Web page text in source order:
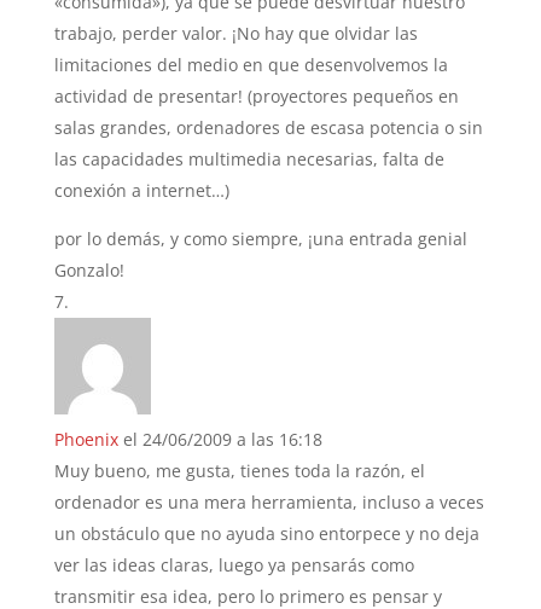
trabajo, perder valor. ¡No hay que olvidar las
limitaciones del medio en que desenvolvemos la
actividad de presentar! (proyectores pequeños en
salas grandes, ordenadores de escasa potencia o sin
las capacidades multimedia necesarias, falta de
conexión a internet…)
por lo demás, y como siempre, ¡una entrada genial
Gonzalo!
Phoenix el 24/06/2009 a las 16:18
Muy bueno, me gusta, tienes toda la razón, el
ordenador es una mera herramienta, incluso a veces
un obstáculo que no ayuda sino entorpece y no deja
ver las ideas claras, luego ya pensarás como
transmitir esa idea, pero lo primero es pensar y